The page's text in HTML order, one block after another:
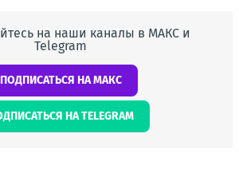
на наши каналы в МАКС и
Telegram
ПОДПИСАТЬСЯ НА МАКС
НА TELEGRAM